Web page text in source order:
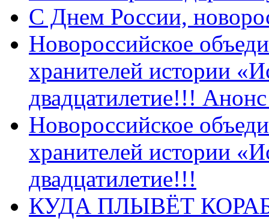
C Днем России,
Новороссийское
хранителей истории
двадцатилетие!!!
Новороссийское
хранителей истории
двадцатилетие!!!
КУДА ПЛЫВЁТ